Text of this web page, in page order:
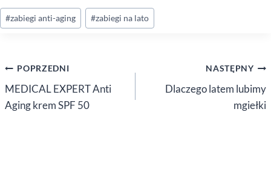
Tagi
wpisu:
#zabiegi anti-aging #zabiegi na lato
Nawigacja
wpisu
POPRZEDNI
MEDICAL EXPERT Anti
Aging krem SPF 50
NASTĘPNY
Dlaczego latem lubimy
mgiełki